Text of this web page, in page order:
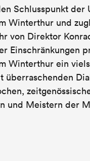
Schlusspunkt der
Winterthur und
von Direktor
Einschränkungen
Winterthur ein
überraschenden
und Meistern der